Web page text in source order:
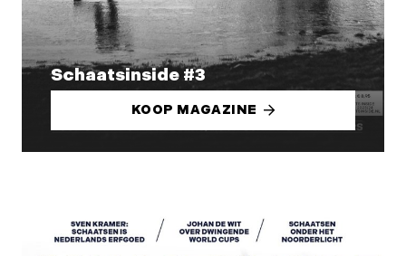
Schaatsinside #3
KOOP MAGAZINE